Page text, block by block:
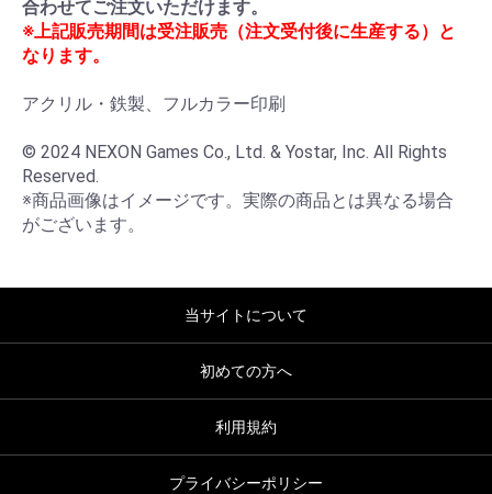
合わせてご注文いただけます。
※上記販売期間は受注販売（注文受付後に生産する）と
なります。
アクリル・鉄製、フルカラー印刷
© 2024 NEXON Games Co., Ltd. & Yostar, Inc. All Rights
Reserved.
※商品画像はイメージです。実際の商品とは異なる場合
がございます。
当サイトについて
初めての方へ
利用規約
プライバシーポリシー